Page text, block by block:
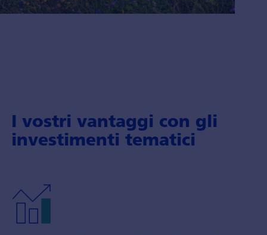
I vostri vantaggi con gli
investimenti tematici